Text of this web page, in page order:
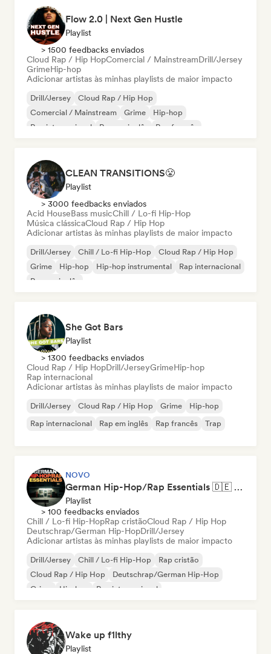
Flow 2.0 | Next Gen Hustle
Playlist
> 1500 feedbacks enviados
Cloud Rap / Hip HopComercial / MainstreamDrill/Jersey
GrimeHip-hop
Adicionar artistas às minhas playlists de maior impacto
Drill/Jersey
Cloud Rap / Hip Hop
Comercial / Mainstream
Grime
Hip-hop
Rap internacional
Rap em inglês Rap francês
CLEAN TRANSITIONS😤
Playlist
> 3000 feedbacks enviados
Acid HouseBass musicChill / Lo-fi Hip-Hop
Música clássicaCloud Rap / Hip Hop
Adicionar artistas às minhas playlists de maior impacto
Drill/Jersey Chill / Lo-fi Hip-Hop
Cloud Rap / Hip Hop
Grime
Hip-hop Hip-hop instrumental
Rap internacional
Rap em inglês
She Got Bars
Playlist
> 1300 feedbacks enviados
Cloud Rap / Hip HopDrill/JerseyGrimeHip-hop
Rap internacional
Adicionar artistas às minhas playlists de maior impacto
Drill/Jersey Cloud Rap / Hip Hop Grime
Hip-hop
Rap internacional
Rap em inglês Rap francês Trap
NOVO
German Hip-Hop/Rap Essentials 🇩🇪 Deutschrap, Cloud Rap & Trap
Playlist
> 100 feedbacks enviados
Chill / Lo-fi Hip-HopRap cristãoCloud Rap / Hip Hop
Deutschrap/German Hip-HopDrill/Jersey
Adicionar artistas às minhas playlists de maior impacto
Drill/Jersey Chill / Lo-fi Hip-Hop
Rap cristão
Cloud Rap / Hip Hop
Deutschrap/German Hip-Hop
Grime
Hip-hop Rap internacional
Wake up f1lthy
Playlist